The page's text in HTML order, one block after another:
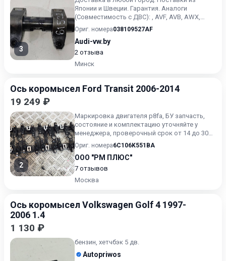
3
Японии и Швеции. Гарантия. Аналоги
(Совместимость с ДВС): , AVF, AVB, AWX,
BPW, BKE, BXE, BLS, BRS, BRR,...
Ориг. номера038109527AF
Audi-vw.by
2 отзыва
Минск
Ось коромысел Ford Transit 2006-2014
19 249 ₽
2
Маркировка двигателя p8fa, БУ запчасть,
состояние и комплектацию уточняйте у
менеджера, проверочный срок от 14 до 30
дней.
Ориг. номера6C106K551BA
ООО "РМ ПЛЮС"
7 отзывов
Москва
Ось коромысел Volkswagen Golf 4 1997-
2006 1.4
1 130 ₽
бензин, хетчбэк 5 дв.
Autopriwos